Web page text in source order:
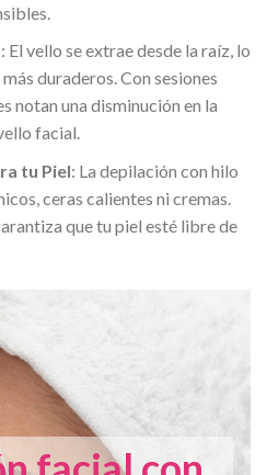
: El vello se extrae desde la raíz, lo
duraderos. Con sesiones
notan una disminución en la
facial.
tu Piel: La depilación con hilo
ceras calientes ni cremas.
que tu piel esté libre de